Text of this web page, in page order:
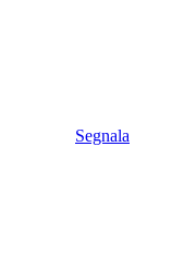
Segnala